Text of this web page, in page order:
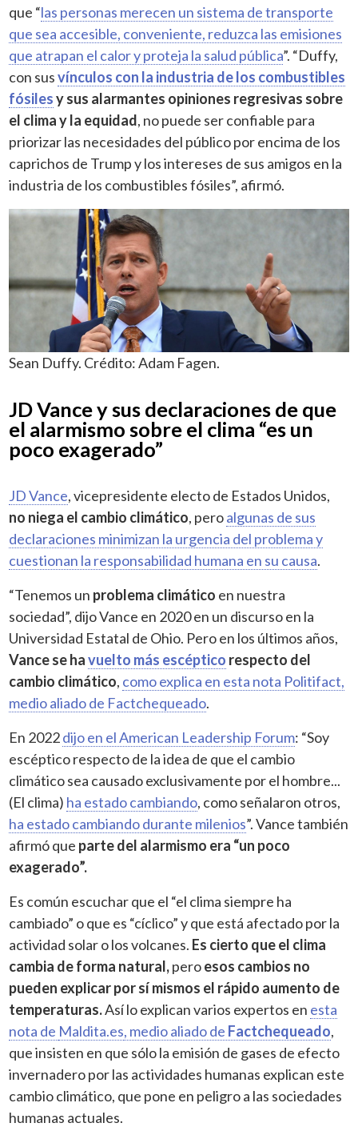
que “las personas merecen un sistema de transporte
que sea accesible, conveniente, reduzca las emisiones
que atrapan el calor y proteja la salud pública”. “Duffy,
con susvínculos con la industria de los combustibles
fósilesy sus alarmantes opiniones regresivas sobre
el clima y la equidad, no puede ser confiable para
priorizar las necesidades del público por encima de los
caprichos de Trump y los intereses de sus amigos en la
industria de los combustibles fósiles”, afirmó.
Sean Duffy. Crédito: Adam Fagen.
JD Vance y sus declaraciones de que
el alarmismo sobre el clima “es un
poco exagerado”
JD Vance, vicepresidente electo de Estados Unidos,
no niega el cambio climático, peroalgunas de sus
declaraciones minimizan la urgencia del problema y
cuestionan la responsabilidad humana en su causa.
“Tenemos un problema climático en nuestra
sociedad”, dijo Vance en 2020 en un discurso en la
Universidad Estatal de Ohio. Pero en los últimos años,
Vance se havuelto más escéptico respecto del
cambio climático, como explica en esta nota Politifact,
medio aliado de Factchequeado.
En 2022dijo en el American Leadership Forum: “Soy
escéptico respecto de la idea de que el cambio
climático sea causado exclusivamente por el hombre...
(El clima) ha estado cambiando, como señalaron otros,
ha estado cambiando durante milenios”. Vance también
afirmó que parte del alarmismo era “un poco
exagerado”.
Es común escuchar que el “el clima siempre ha
cambiado” o que es “cíclico” y que está afectado por la
actividad solar o los volcanes. Es cierto que el clima
cambia de forma natural,peroesos cambios no
pueden explicar por sí mismos el rápido aumento de
temperaturas.Así lo explican varios expertos en esta
nota de Maldita.es, medio aliado de Factchequeado,
que insisten en que sólo la emisión de gases de efecto
invernadero por las actividades humanas explican este
cambio climático, que pone en peligro a las sociedades
humanas actuales.